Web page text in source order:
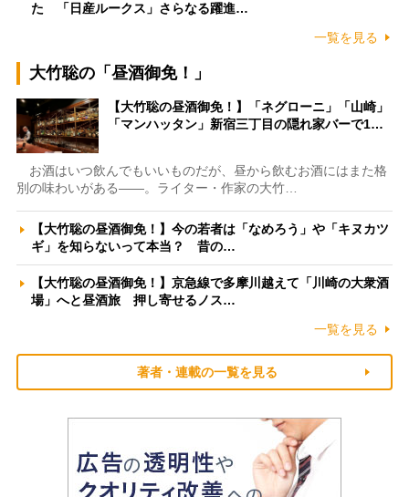
た 「日産ルークス」さらなる躍進…
一覧を見る
大竹聡の「昼酒御免！」
【大竹聡の昼酒御免！】「ネグローニ」「山崎」
「マンハッタン」新宿三丁目の隠れ家バーで1…
お酒はいつ飲んでもいいものだが、昼から飲むお酒にはまた格
別の味わいがある――。ライター・作家の大竹…
【大竹聡の昼酒御免！】今の若者は「なめろう」や「キヌカツ
ギ」を知らないって本当？ 昔の…
【大竹聡の昼酒御免！】京急線で多摩川越えて「川崎の大衆酒
場」へと昼酒旅 押し寄せるノス…
一覧を見る
著者・連載の一覧を見る